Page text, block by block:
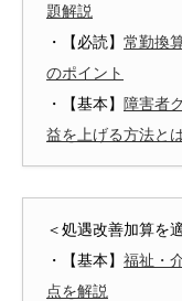
題解説
・【必読】 常勤換
のポイント
・【基本】 障害者
益を上げる方法と
＜処遇改善加算を
・【基本】 福祉・
点を解説